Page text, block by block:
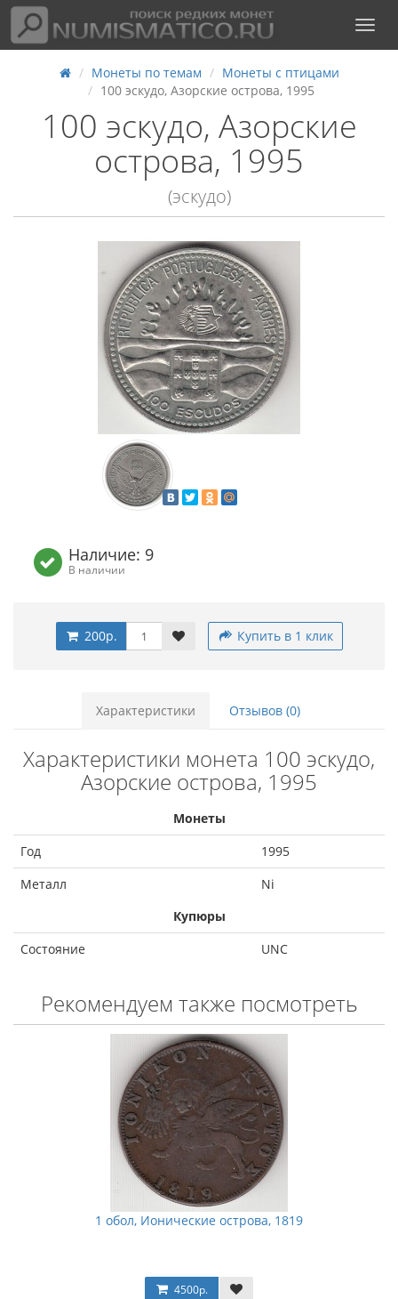
Монеты по темам
Монеты с птицами
100 эскудо, Азорские острова, 1995
100 эскудо, Азорские
острова, 1995
(эскудо)
Наличие: 9
В наличии
200р. Купить в 1 клик
Характеристики Отзывов (0)
Характеристики монета 100 эскудо,
Азорские острова, 1995
Монеты
Год
1995
Металл
Ni
Купюры
Состояние
UNC
Рекомендуем также посмотреть
1 обол, Ионические острова, 1819
4500р.